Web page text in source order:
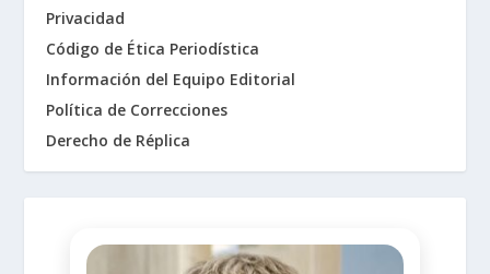
Privacidad
Código de Ética Periodística
Información del Equipo Editorial
Política de Correcciones
Derecho de Réplica